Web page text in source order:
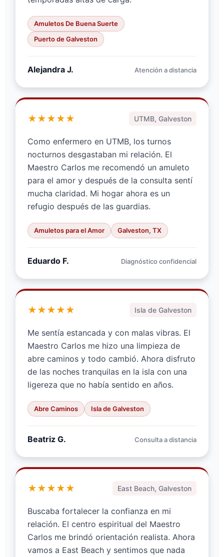
Amuletos De Buena Suerte
Puerto de Galveston
Alejandra J. Atención a distancia
★★★★★ UTMB, Galveston
Como enfermero en UTMB, los turnos
nocturnos desgastaban mi relación. El
Maestro Carlos me recomendó un amuleto
para el amor y después de la consulta sentí
mucha claridad. Mi hogar ahora es un
refugio después de las guardias.
Amuletos para el Amor Galveston, TX
Eduardo F. Diagnóstico confidencial
★★★★★ Isla de Galveston
Me sentía estancada y con malas vibras. El
Maestro Carlos me hizo una limpieza de
abre caminos y todo cambió. Ahora disfruto
de las noches tranquilas en la isla con una
ligereza que no había sentido en años.
Abre Caminos Isla de Galveston
Beatriz G. Consulta a distancia
★★★★★ East Beach, Galveston
Buscaba fortalecer la confianza en mi
relación. El centro espiritual del Maestro
Carlos me brindó orientación realista. Ahora
vamos a East Beach y sentimos que nada